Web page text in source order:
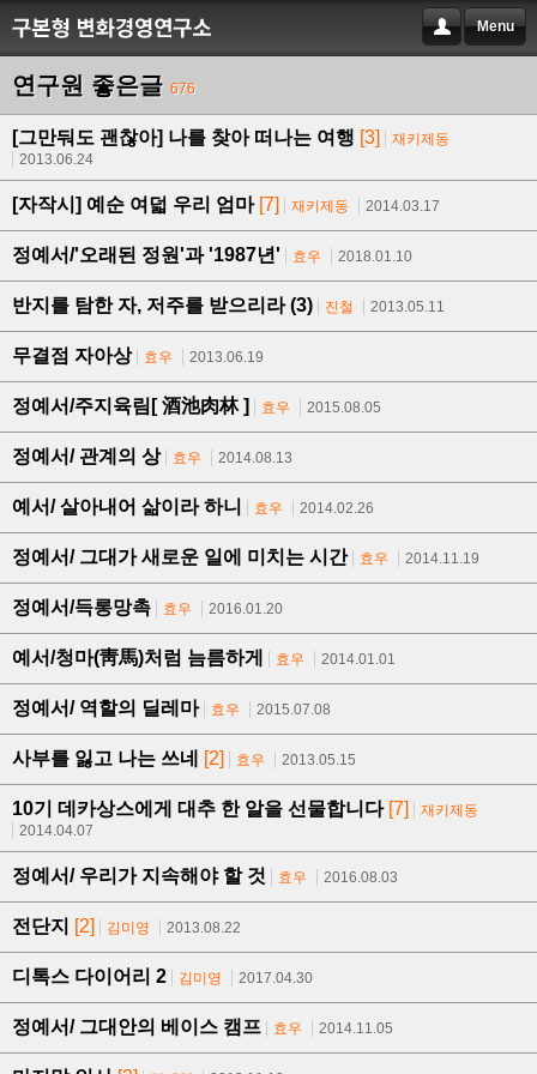
Menu
연구원 좋은글 676
[그만둬도 괜찮아] 나를 찾아 떠나는 여행 [3]
재키제동
2013.06.24
[자작시] 예순 여덟 우리 엄마 [7] 재키제동 2014.03.17
정예서/'오래된 정원'과 '1987년' 효우 2018.01.10
반지를 탐한 자, 저주를 받으리라 (3) 진철 2013.05.11
무결점 자아상 효우 2013.06.19
정예서/주지육림[ 酒池肉林 ] 효우 2015.08.05
정예서/ 관계의 상 효우 2014.08.13
예서/ 살아내어 삶이라 하니 효우 2014.02.26
정예서/ 그대가 새로운 일에 미치는 시간 효우 2014.11.19
정예서/득롱망촉 효우 2016.01.20
예서/청마(靑馬)처럼 늠름하게 효우 2014.01.01
정예서/ 역할의 딜레마 효우 2015.07.08
사부를 잃고 나는 쓰네 [2] 효우 2013.05.15
10기 데카상스에게 대추 한 알을 선물합니다 [7]
재키제동
2014.04.07
정예서/ 우리가 지속해야 할 것 효우 2016.08.03
전단지 [2] 김미영 2013.08.22
디톡스 다이어리 2 김미영 2017.04.30
정예서/ 그대안의 베이스 캠프 효우 2014.11.05